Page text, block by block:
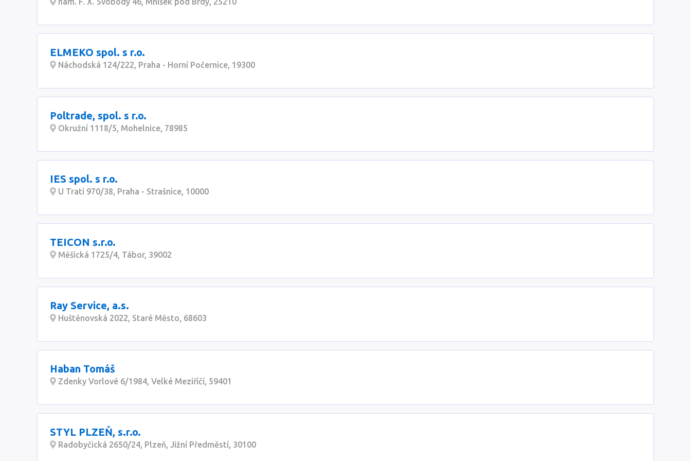
ELMEKO spol. s r.o.
Náchodská 124/222, Praha - Horní Počernice, 19300
Poltrade, spol. s r.o.
Okružní 1118/5, Mohelnice, 78985
IES spol. s r.o.
U Trati 970/38, Praha - Strašnice, 10000
TEICON s.r.o.
Měšická 1725/4, Tábor, 39002
Ray Service, a.s.
Huštěnovská 2022, Staré Město, 68603
Haban Tomáš
Zdenky Vorlové 6/1984, Velké Meziříčí, 59401
STYL PLZEŇ, s.r.o.
Radobyčická 2650/24, Plzeň, Jižní Předměstí, 30100